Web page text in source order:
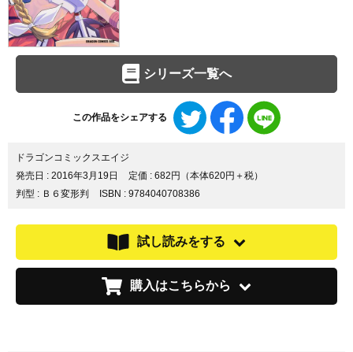
シリーズ一覧へ
この作品をシェアする
Twitter
で
ア
Facebook
で
ア
で
ドラゴンコミックスエイジ
発売日 : 2016年3月19日
定価 : 682円（本体620円＋税）
判型 : Ｂ６変形判
ISBN : 9784040708386
試し読みをする
購入はこちらから